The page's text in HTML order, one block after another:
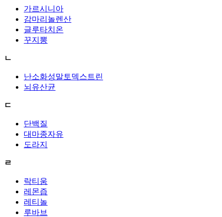
가르시니아
감마리놀렌산
글루타치온
꾸지뽕
ㄴ
난소화성말토덱스트린
뇌유산균
ㄷ
단백질
대마종자유
도라지
ㄹ
락티움
레몬즙
레티놀
루바브